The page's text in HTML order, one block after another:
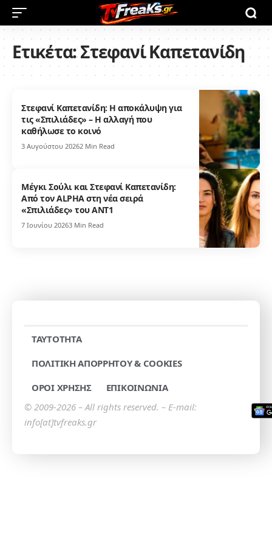
Ετικέτα:Στεφανί Καπετανίδη
Στεφανί Καπετανίδη: Η αποκάλυψη για
τις «Σπιλιάδες» – Η αλλαγή που
καθήλωσε το κοινό
3 Αυγούστου 20262 Min Read
Μέγκι Σούλι και Στεφανί Καπετανίδη:
Από τον ALPHA στη νέα σειρά
«Σπιλιάδες» του ΑΝΤ1
7 Ιουνίου 20263 Min Read
TAYTOTHTA
ΠΟΛΙΤΙΚΗ ΑΠΟΡΡΗΤΟΥ & COOKIES
ΟΡΟΙ ΧΡΗΣΗΣ
ΕΠΙΚΟΙΝΩΝΙΑ
© 2009-2026 – All rights reserved. – E-mail:
info[at]tvfreaks.gr